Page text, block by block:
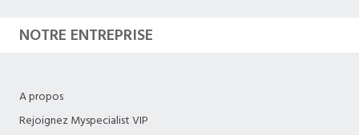
NOTRE ENTREPRISE
A propos
Rejoignez Myspecialist VIP